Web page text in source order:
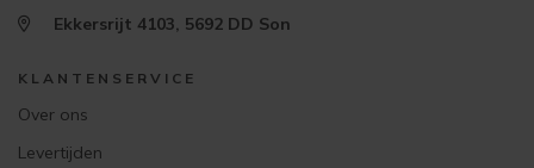
Ekkersrijt 4103, 5692 DD Son
KLANTENSERVICE
Over ons
Levertijden